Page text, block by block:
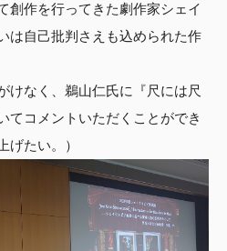
創作を行ってきた劇作家シェイ
は自己批判さえも込められた作
けなく、鵜山仁氏に『尺には尺
てコメントいただくことができ
げたい。）